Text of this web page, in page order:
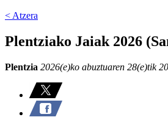
< Atzera
Plentziako Jaiak 2026
Plentzia 2026(e)ko abuztuaren 28(e)tik